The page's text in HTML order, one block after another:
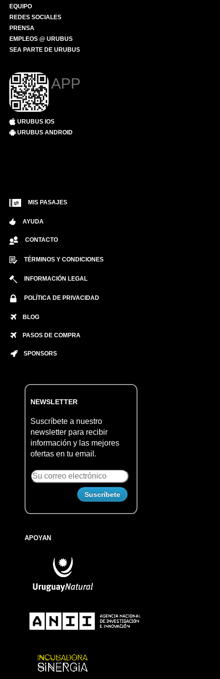
EQUIPO
REDES SOCIALES
PRENSA
EMPLEOS @ URUBUS
SEA PARTE DE URUBUS
APP
URUBUS IOS
URUBUS ANDROID
MIS PASAJES
AYUDA
CONTACTO
TÉRMINOS Y CONDICIONES
INFORMACIÓN LEGAL
POLÍTICA DE PRIVACIDAD
BLOG
PASOS DE COMPRA
SPONSORS
NEWSLETTER
Suscríbete a nuestro
newsletter para recibir
información y las mejores
ofertas en tu email.
APOYAN